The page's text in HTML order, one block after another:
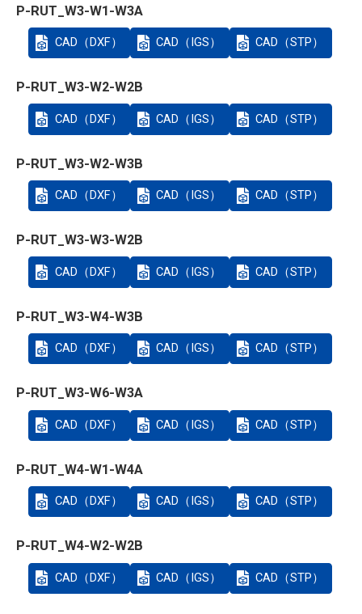
P-RUT_W3-W1-W3A
CAD（DXF） CAD（IGS） CAD（STP）
P-RUT_W3-W2-W2B
CAD（DXF） CAD（IGS） CAD（STP）
P-RUT_W3-W2-W3B
CAD（DXF） CAD（IGS） CAD（STP）
P-RUT_W3-W3-W2B
CAD（DXF） CAD（IGS） CAD（STP）
P-RUT_W3-W4-W3B
CAD（DXF） CAD（IGS） CAD（STP）
P-RUT_W3-W6-W3A
CAD（DXF） CAD（IGS） CAD（STP）
P-RUT_W4-W1-W4A
CAD（DXF） CAD（IGS） CAD（STP）
P-RUT_W4-W2-W2B
CAD（DXF） CAD（IGS） CAD（STP）